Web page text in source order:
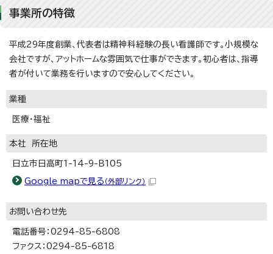
事業所の特徴
平成29年度創業、代表者は精神科経験の長い看護師です。小規模な
会社ですが、アットホームな雰囲気で仕事ができます。初心者は、指導
者が付いて業務を行いますので安心してください。
業種
医療・福祉
本社 所在地
日立市日高町1-14-9-B105
Google mapで見る （外部リンク）
お問い合わせ先
電話番号：0294-85-6808
ファクス：0294-85-6818